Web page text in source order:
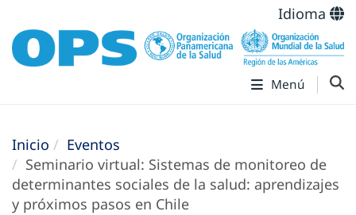
Idioma
Menú
Inicio
Eventos
Seminario virtual: Sistemas de monitoreo de
determinantes sociales de la salud: aprendizajes
y próximos pasos en Chile